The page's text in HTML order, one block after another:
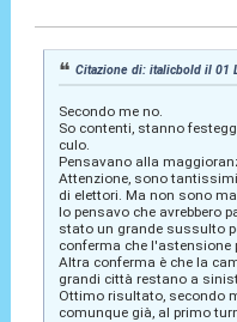
Citazione di: italicbold il 01
Secondo me no.
So contenti, stanno
culo.
Pensavano alla
Attenzione, sono
di elettori. Ma non sono
Io pensavo che avrebbero
stato un grande sussulto
conferma che l'astensione
Altra conferma è che la
grandi città restano a
Ottimo risultato, secondo
comunque già, al primo